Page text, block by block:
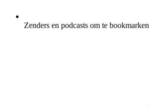
Zenders en podcasts om te bookmarken